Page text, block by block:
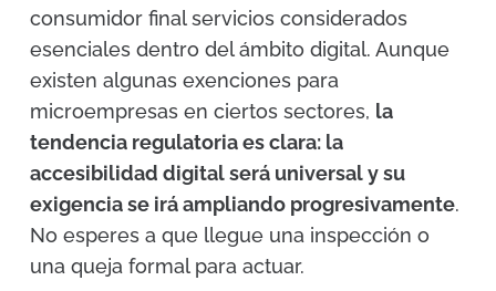
consumidor final servicios considerados
esenciales dentro del ámbito digital. Aunque
existen algunas exenciones para
microempresas en ciertos sectores, la
tendencia regulatoria es clara: la
accesibilidad digital será universal y su
exigencia se irá ampliando progresivamente.
No esperes a que llegue una inspección o
una queja formal para actuar.